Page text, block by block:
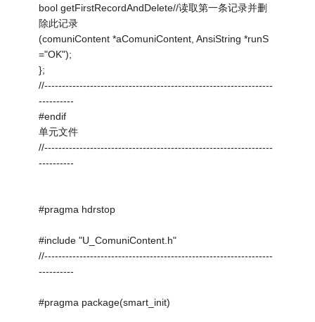
bool getFirstRecordAndDelete//读取第一条记录并删
除此记录
(comuniContent *aComuniContent, AnsiString *runS
="OK");
};
//-----------------------------------------------------------------
----------
#endif
单元文件
//-----------------------------------------------------------------
----------
#pragma hdrstop
#include "U_ComuniContent.h"
//-----------------------------------------------------------------
----------
#pragma package(smart_init)